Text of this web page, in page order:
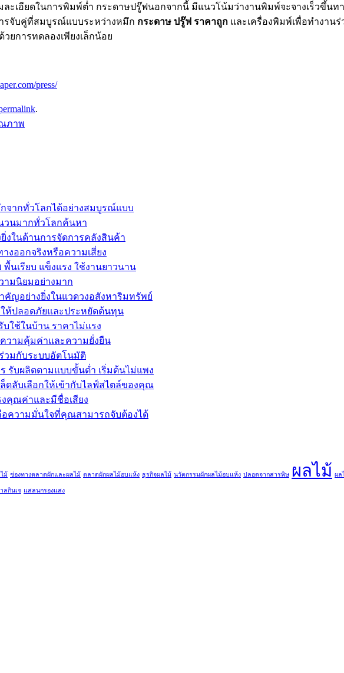
ะเอียดในการพิมพ์ต่ำ กระดาษปรู๊ฟนอกจากนี้ มีแนวโน้มว่างานพิมพ์จะจางเร็วขึ้น
ารจับคู่ที่สมบูรณ์แบบระหว่างหมึก กระดาษ ปรู๊ฟ ราคาถูก และเครื่องพิมพ์เพื่อทำงาน
ยการทดลองเพียงเล็กน้อย
press/
.
ภาพ
กจากทั่วโลกได้อย่างสมบูรณ์แบบ
นวนมากทั่วโลกค้นหา
งในด้านการจัดการคลังสินค้า
งออกจริงหรือความเสี่ยง
นเรียบ แข็งแรง ใช้งานยาวนาน
ามนิยมอย่างมาก
ญอย่างยิ่งในแวดวงอสังหาริมทรัพย์
ให้ปลอดภัยและประหยัดต้นทุน
บใช้ในบ้าน ราคาไม่แรง
วามคุ้มค่าและความยั่งยืน
วมกับระบบอัตโนมัติ
รับผลิตตามแบบขั้นต่ำ เริ่มต้นไม่แพง
ดลับเลือกให้เข้ากับไลฟ์สไตล์ของคุณ
คุณค่าและมีชื่อเสียง
คือความมั่นใจที่คุณสามารถจับต้องได้
ม้ ช่องทางตลาดผักและผลไม้ ตลาดผักผลไม้อบแห้ง ธุรกิจผลไม้ นวัตกรรมผักผลไม้อบแห้ง ปลอดจากสารพิษ ผลไม้ ผล
ลกินเจ แสลนกรองแสง